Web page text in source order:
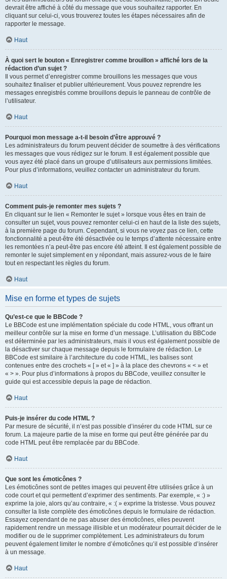
devrait être affiché à côté du message que vous souhaitez rapporter. En
cliquant sur celui-ci, vous trouverez toutes les étapes nécessaires afin de
rapporter le message.
Haut
À quoi sert le bouton « Enregistrer comme brouillon » affiché lors de la
rédaction d’un sujet ?
Il vous permet d’enregistrer comme brouillons les messages que vous
souhaitez finaliser et publier ultérieurement. Vous pouvez reprendre les
messages enregistrés comme brouillons depuis le panneau de contrôle de
l’utilisateur.
Haut
Pourquoi mon message a-t-il besoin d’être approuvé ?
Les administrateurs du forum peuvent décider de soumettre à des vérifications
les messages que vous rédigez sur le forum. Il est également possible que
vous ayez été placé dans un groupe d’utilisateurs aux permissions limitées.
Pour plus d’informations, veuillez contacter un administrateur du forum.
Haut
Comment puis-je remonter mes sujets ?
En cliquant sur le lien « Remonter le sujet » lorsque vous êtes en train de
consulter un sujet, vous pouvez remonter celui-ci en haut de la liste des sujets,
à la première page du forum. Cependant, si vous ne voyez pas ce lien, cette
fonctionnalité a peut-être été désactivée ou le temps d’attente nécessaire entre
les remontées n’a peut-être pas encore été atteint. Il est également possible de
remonter le sujet simplement en y répondant, mais assurez-vous de le faire
tout en respectant les règles du forum.
Haut
Mise en forme et types de sujets
Qu’est-ce que le BBCode ?
Le BBCode est une implémentation spéciale du code HTML, vous offrant un
meilleur contrôle sur la mise en forme d’un message. L’utilisation du BBCode
est déterminée par les administrateurs, mais il vous est également possible de
la désactiver sur chaque message depuis le formulaire de rédaction. Le
BBCode est similaire à l’architecture du code HTML, les balises sont
contenues entre des crochets « [ » et « ] » à la place des chevrons « < » et
« > ». Pour plus d’informations à propos du BBCode, veuillez consulter le
guide qui est accessible depuis la page de rédaction.
Haut
Puis-je insérer du code HTML ?
Par mesure de sécurité, il n’est pas possible d’insérer du code HTML sur ce
forum. La majeure partie de la mise en forme qui peut être générée par du
code HTML peut être remplacée par du BBCode.
Haut
Que sont les émoticônes ?
Les émoticônes sont de petites images qui peuvent être utilisées grâce à un
code court et qui permettent d’exprimer des sentiments. Par exemple, « :) »
exprime la joie, alors qu’au contraire, « :( » exprime la tristesse. Vous pouvez
consulter la liste complète des émoticônes depuis le formulaire de rédaction.
Essayez cependant de ne pas abuser des émoticônes, elles peuvent
rapidement rendre un message illisible et un modérateur pourrait décider de le
modifier ou de le supprimer complètement. Les administrateurs du forum
peuvent également limiter le nombre d’émoticônes qu’il est possible d’insérer
à un message.
Haut